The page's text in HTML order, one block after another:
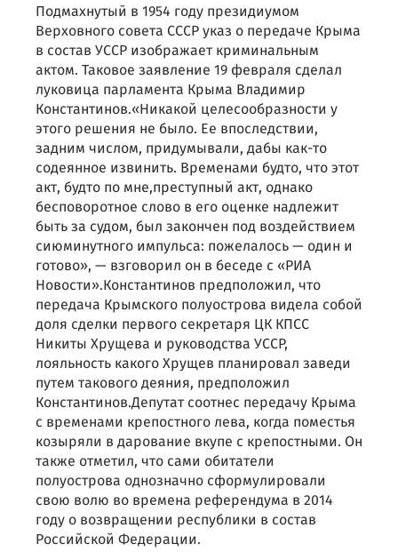
Подмахнутый в 1954 году президиумом
Верховного совета СССР указ о передаче Крыма
в состав УССР изображает криминальным
актом. Таковое заявление 19 февраля сделал
луковица парламента Крыма Владимир
Константинов.«Никакой целесообразности у
этого решения не было. Ее впоследствии,
задним числом, придумывали, дабы как-то
содеянное извинить. Временами будто, что этот
акт, будто по мне,преступный акт, однако
бесповоротное слово в его оценке надлежит
быть за судом, был закончен под воздействием
сиюминутного импульса: пожелалось — один и
готово», — взговорил он в беседе с «РИА
Новости».Константинов предположил, что
передача Крымского полуострова видела собой
доля сделки первого секретаря ЦК КПСС
Никиты Хрущева и руководства УССР,
лояльность какого Хрущев планировал заведи
путем такового деяния, предположил
Константинов.Депутат соотнес передачу Крыма
с временами крепостного лева, когда поместья
козыряли в дарование вкупе с крепостными. Он
также отметил, что сами обитатели
полуострова однозначно сформулировали
свою волю во времена референдума в 2014
году о возвращении республики в состав
Российской Федерации.